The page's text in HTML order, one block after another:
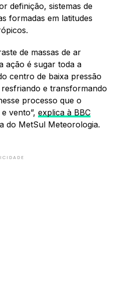
definição, sistemas de
formadas em latitudes
de massas de ar
ação é sugar toda a
centro de baixa pressão
e transformando
processo que o
vento”, explica à BBC
do MetSul Meteorologia.